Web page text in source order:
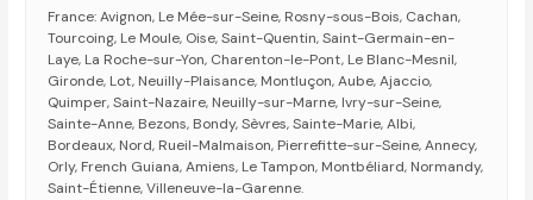
France: Avignon, Le Mée-sur-Seine, Rosny-sous-Bois, Cachan,
Tourcoing, Le Moule, Oise, Saint-Quentin, Saint-Germain-en-
Laye, La Roche-sur-Yon, Charenton-le-Pont, Le Blanc-Mesnil,
Gironde, Lot, Neuilly-Plaisance, Montluçon, Aube, Ajaccio,
Quimper, Saint-Nazaire, Neuilly-sur-Marne, Ivry-sur-Seine,
Sainte-Anne, Bezons, Bondy, Sèvres, Sainte-Marie, Albi,
Bordeaux, Nord, Rueil-Malmaison, Pierrefitte-sur-Seine, Annecy,
Orly, French Guiana, Amiens, Le Tampon, Montbéliard, Normandy,
Saint-Étienne, Villeneuve-la-Garenne.